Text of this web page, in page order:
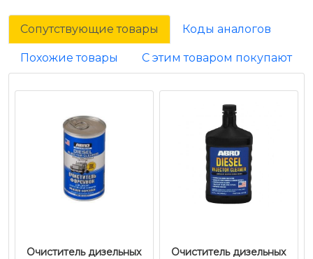
Сопутствующие товары Коды аналогов
Похожие товары С этим товаром покупают
Очиститель дизельных
Очиститель дизельных